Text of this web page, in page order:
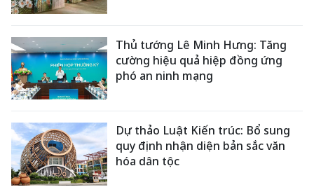
Thủ tướng Lê Minh Hưng: Tăng
cường hiệu quả hiệp đồng ứng
phó an ninh mạng
Dự thảo Luật Kiến trúc: Bổ sung
quy định nhận diện bản sắc văn
hóa dân tộc